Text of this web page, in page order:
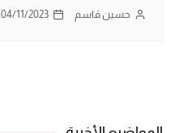
حسين قاسم 04/11/2023